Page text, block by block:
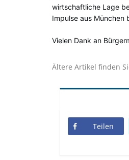
wirtschaftliche Lage
Impulse aus München
Vielen Dank an
Ältere Artikel finden
Teilen